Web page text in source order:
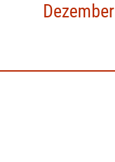
Dezember